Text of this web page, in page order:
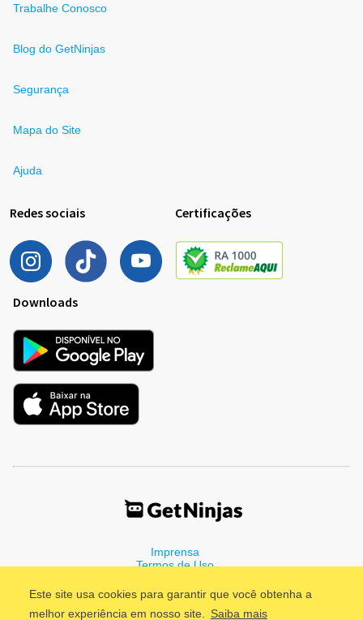
Este site usa cookies para garantir que você obtenha a
melhor experiência em nosso site. Saiba mais
Trabalhe Conosco
Blog do GetNinjas
Segurança
Mapa do Site
Ajuda
Redes sociais Certificações
Downloads
Imprensa
Termos de Uso